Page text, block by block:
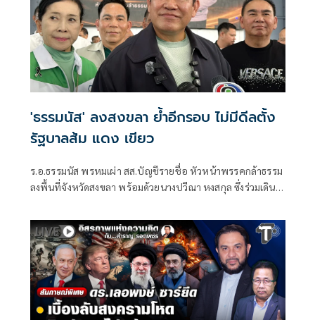
'ธรรมนัส' ลงสงขลา ย้ำอีกรอบ ไม่มีดีลตั้ง
รัฐบาลส้ม แดง เขียว
ร.อ.ธรรมนัส พรหมเผ่า สส.บัญชีรายชื่อ หัวหน้าพรรคกล้าธรรม
ลงพื้นที่จังหวัดสงขลา พร้อมด้วยนางปวีณา หงสกุล ซึ่งร่วมเดิน
ณ ที่ทำการนายเดชอิศม์ โดยมีการประชุมหารือแนวทางการ
ทำงานและขับเคลื่อนนโยบายในพื้นที่ ก่อนเดินทางต่อไปยัง
จังหวัดพัทลุง